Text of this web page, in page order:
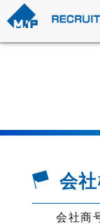
会
会社商